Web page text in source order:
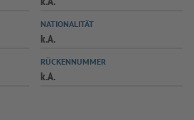
SPIELPLUS
NATIONALITÄT
k.A.
RÜCKENNUMMER
k.A.